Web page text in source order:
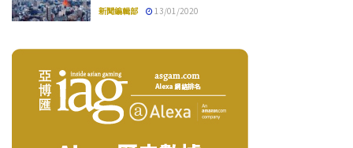
新聞編輯部 13/01/2020